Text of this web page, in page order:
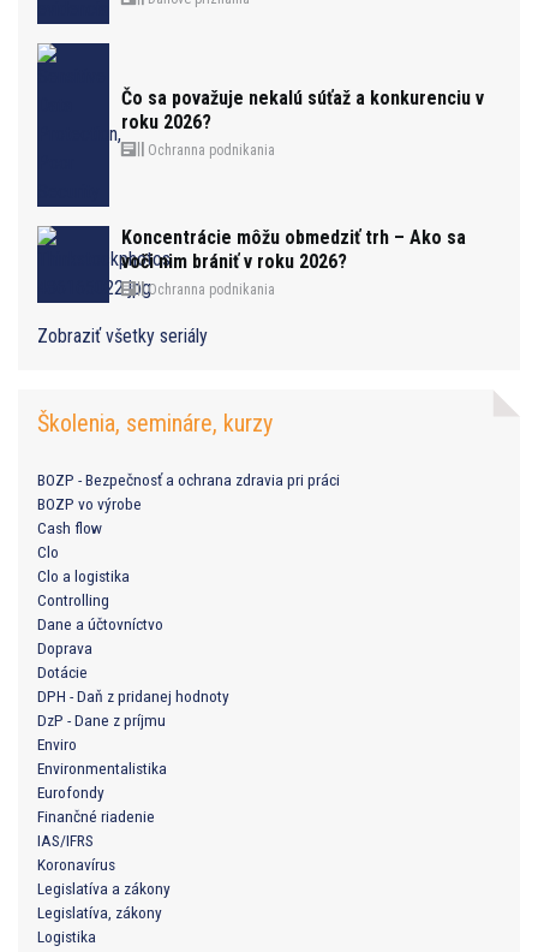
Čo sa považuje nekalú súťaž a konkurenciu v
roku 2026?
Ochranna podnikania
Koncentrácie môžu obmedziť trh – Ako sa
voči nim brániť v roku 2026?
Ochranna podnikania
Zobraziť všetky seriály
Školenia, semináre, kurzy
BOZP - Bezpečnosť a ochrana zdravia pri práci
BOZP vo výrobe
Cash flow
Clo
Clo a logistika
Controlling
Dane a účtovníctvo
Doprava
Dotácie
DPH - Daň z pridanej hodnoty
DzP - Dane z príjmu
Enviro
Environmentalistika
Eurofondy
Finančné riadenie
IAS/IFRS
Koronavírus
Legislatíva a zákony
Legislatíva, zákony
Logistika